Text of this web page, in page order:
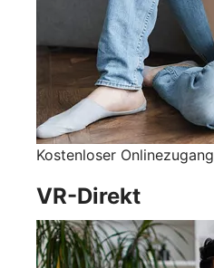
Kostenloser Onlinezugang
VR-Direkt